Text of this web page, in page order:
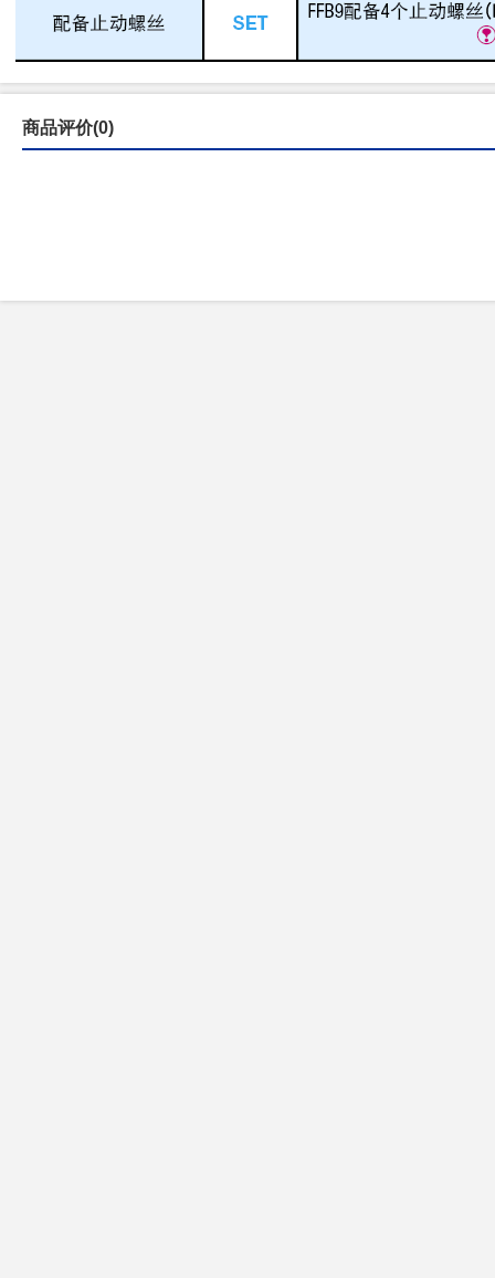
商品评价(0)